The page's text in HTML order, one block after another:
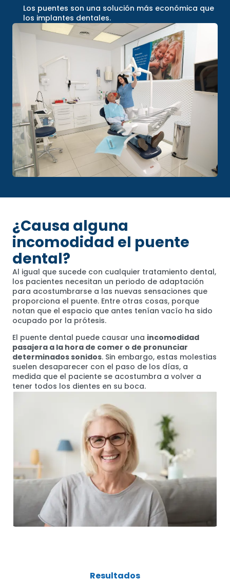
Los puentes son una solución más económica que
los implantes dentales.
¿Causa alguna
incomodidad el puente
dental?
Al igual que sucede con cualquier tratamiento dental,
los pacientes necesitan un periodo de adaptación
para acostumbrarse a las nuevas sensaciones que
proporciona el puente. Entre otras cosas, porque
notan que el espacio que antes tenían vacío ha sido
ocupado por la prótesis.
El puente dental puede causar una incomodidad
pasajera a la hora de comer o de pronunciar
determinados sonidos. Sin embargo, estas molestias
suelen desaparecer con el paso de los días, a
medida que el paciente se acostumbra a volver a
tener todos los dientes en su boca.
Resultados